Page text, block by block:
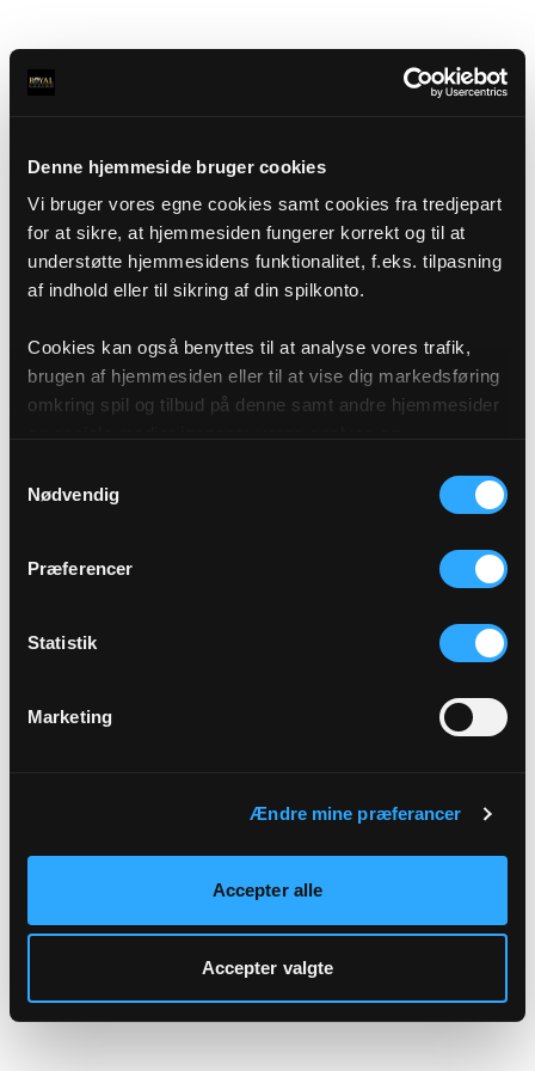
Denne hjemmeside bruger cookies
Vi bruger vores egne cookies samt cookies fra tredjepart
for at sikre, at hjemmesiden fungerer korrekt og til at
understøtte hjemmesidens funktionalitet, f.eks. tilpasning
af indhold eller til sikring af din spilkonto.
Cookies kan også benyttes til at analyse vores trafik,
brugen af hjemmesiden eller til at vise dig markedsføring
omkring spil og tilbud på denne samt andre hjemmesider
af cookies under "Detaljer" eller ved at klikke videre til
vores Cookiepolitik, som du finder i bunden af vores
Nødvendig
Præferencer
Statistik
Marketing
Ændre mine præferancer
Accepter alle
Accepter valgte